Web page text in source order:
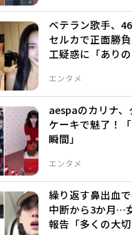
エンタメ
ベテラン歌手、
セルカで正面勝
工疑惑に「あり
エンタメ
aespaのカリナ、
ケーキで魅了！
瞬間」
繰り返す鼻出血
中断から3か月…
報告「多くの大